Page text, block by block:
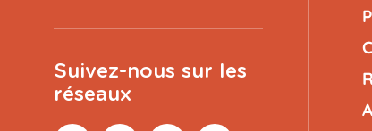
Suivez-nous sur les
réseaux